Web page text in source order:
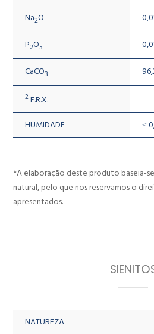
Na2O
P2O5
CaCO3
2F.R.X.
HUMIDADE
≤
*A elaboração deste produto baseia-
natural, pelo que nos reservamos o
apresentados.
NATUREZA